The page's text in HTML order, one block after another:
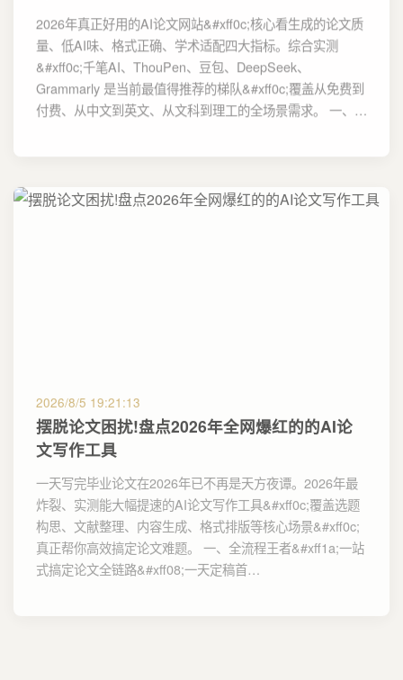
2026年真正好用的AI论文网站&#xff0c;核心看生成的论文质
量、低AI味、格式正确、学术适配四大指标。综合实测
&#xff0c;千笔AI、ThouPen、豆包、DeepSeek、
Grammarly 是当前最值得推荐的梯队&#xff0c;覆盖从免费到
付费、从中文到英文、从文科到理工的全场景需求。 一、…
2026/8/5 19:21:13
摆脱论文困扰!盘点2026年全网爆红的的AI论
文写作工具
一天写完毕业论文在2026年已不再是天方夜谭。2026年最
炸裂、实测能大幅提速的AI论文写作工具&#xff0c;覆盖选题
构思、文献整理、内容生成、格式排版等核心场景&#xff0c;
真正帮你高效搞定论文难题。 一、全流程王者&#xff1a;一站
式搞定论文全链路&#xff08;一天定稿首…